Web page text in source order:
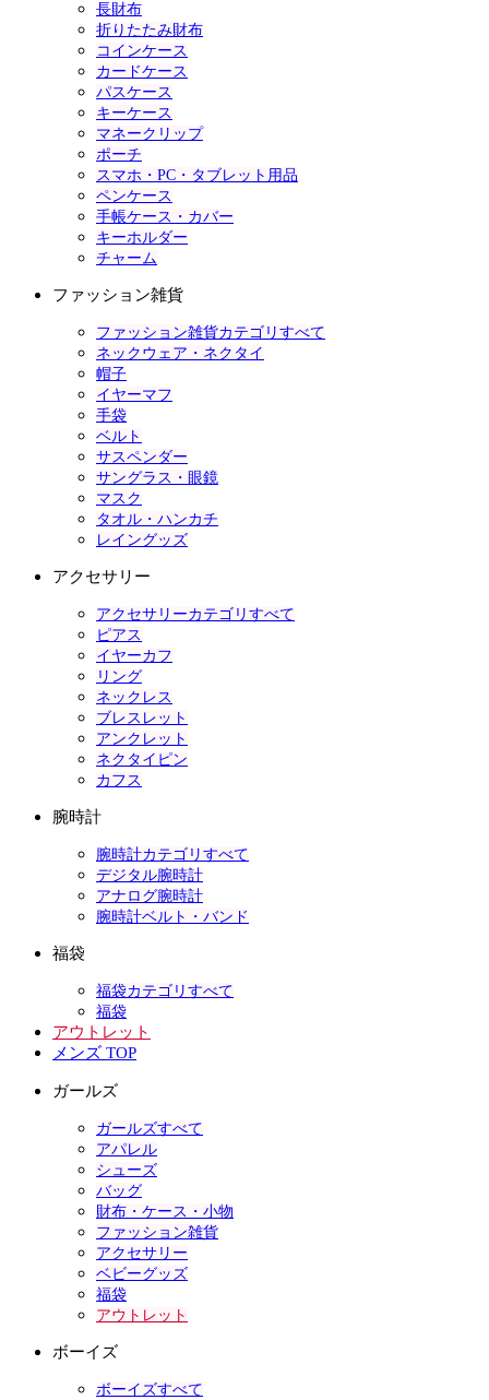
長財布
折りたたみ財布
コインケース
カードケース
パスケース
キーケース
マネークリップ
ポーチ
スマホ・PC・タブレット用品
ペンケース
手帳ケース・カバー
キーホルダー
チャーム
ファッション雑貨
ファッション雑貨カテゴリすべて
ネックウェア・ネクタイ
帽子
イヤーマフ
手袋
ベルト
サスペンダー
サングラス・眼鏡
マスク
タオル・ハンカチ
レイングッズ
アクセサリー
アクセサリーカテゴリすべて
ピアス
イヤーカフ
リング
ネックレス
ブレスレット
アンクレット
ネクタイピン
カフス
腕時計
腕時計カテゴリすべて
デジタル腕時計
アナログ腕時計
腕時計ベルト・バンド
福袋
福袋カテゴリすべて
福袋
アウトレット
メンズ TOP
ガールズ
ガールズすべて
アパレル
シューズ
バッグ
財布・ケース・小物
ファッション雑貨
アクセサリー
ベビーグッズ
福袋
アウトレット
ボーイズ
ボーイズすべて